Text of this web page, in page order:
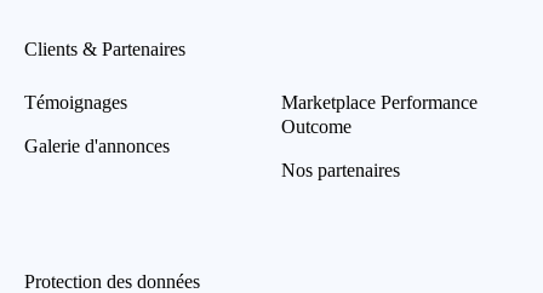
Clients & Partenaires
Témoignages
Galerie d'annonces
Marketplace Performance
Outcome
Nos partenaires
Protection des données